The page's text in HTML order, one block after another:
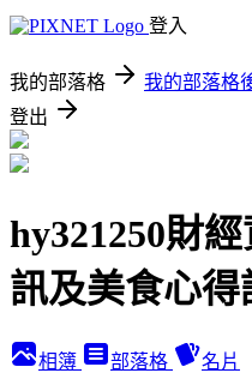
登入
我的部落格 我的部落格
登出
hy321250財
訊及美食心得
相簿 部落格 名片